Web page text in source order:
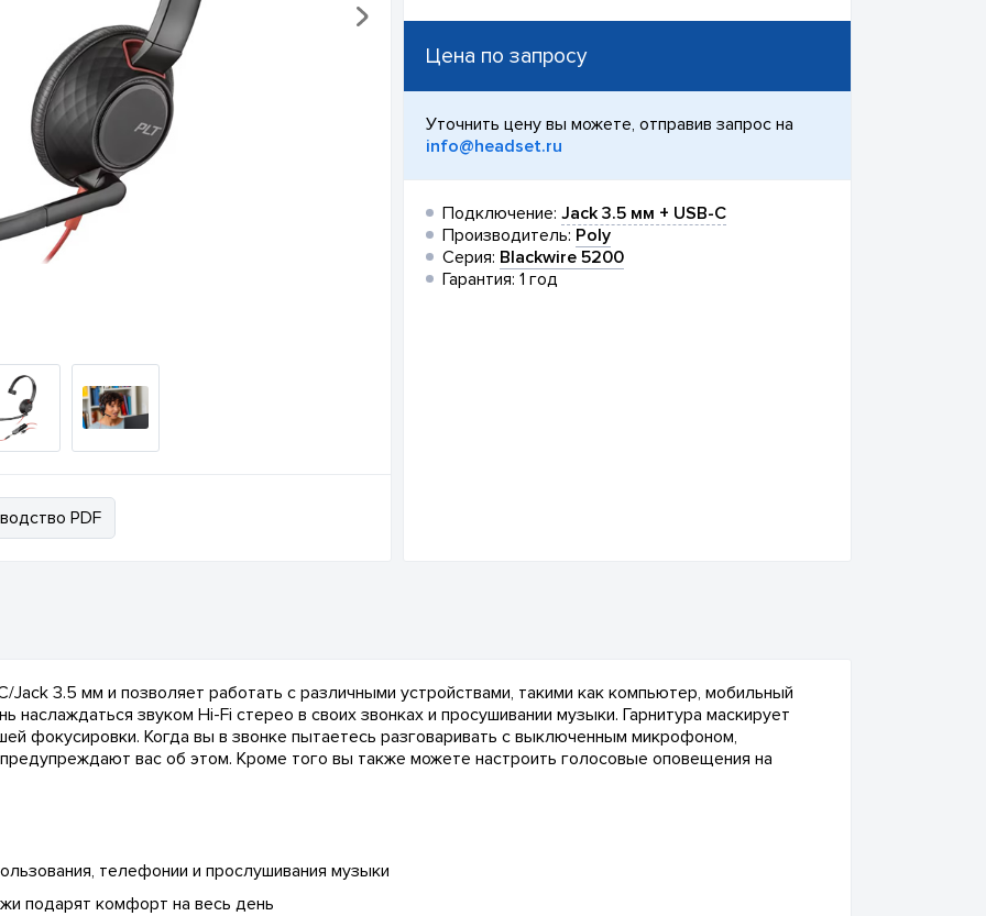
PDF
Цена по запросу
Уточнить цену вы можете, отправив запрос на
info@headset.ru
Подключение: Jack 3.5 мм + USB-C
Производитель: Poly
Серия: Blackwire 5200
Гарантия: 1 год
3.5 мм и позволяет работать с различными устройствами, такими как компьютер, мобильный
звуком Hi-Fi стерео в своих звонках и просушивании музыки. Гарнитура маскирует
фокусировки. Когда вы в звонке пытаетесь разговаривать с выключенным микрофоном,
вас об этом. Кроме того вы также можете настроить голосовые оповещения на
телефонии и прослушивания музыки
подарят комфорт на весь день